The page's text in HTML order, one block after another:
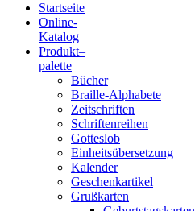
Blindenschrift-
Verlag
Druckerei
gGmbH
Startseite
Online-
Katalog
Produkt–
palette
Bücher
Braille-Alphabete
Zeitschriften
Schriftenreihen
Gotteslob
Einheitsübersetzung
Kalender
Geschenkartikel
Grußkarten